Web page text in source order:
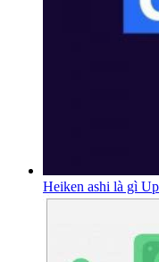
Heiken ashi là gì